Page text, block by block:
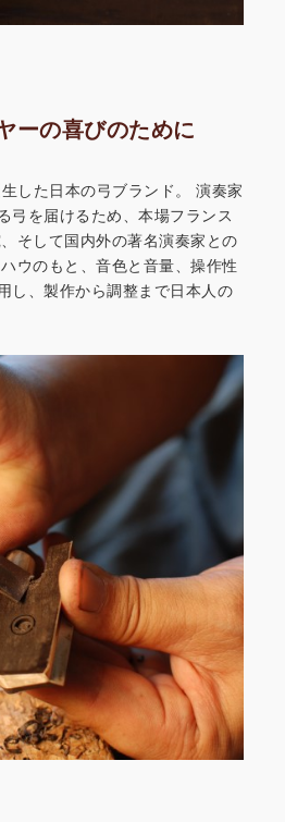
ーの喜びのために
した日本の弓ブランド。
演奏家
弓を届けるため、本場フランス
そして国内外の著名演奏家との
ウのもと、音色と音量、操作性
し、製作から調整まで日本人の